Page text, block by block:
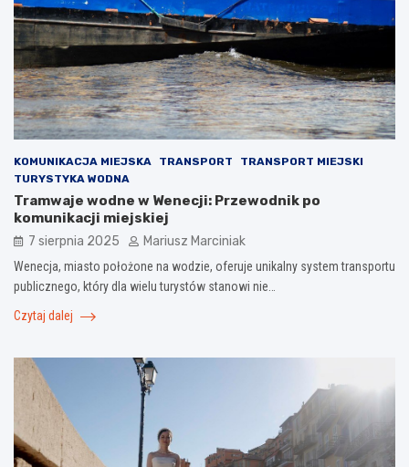
KOMUNIKACJA MIEJSKA TRANSPORT
TRANSPORT MIEJSKI
TURYSTYKA WODNA
Tramwaje wodne w Wenecji: Przewodnik po
komunikacji miejskiej
7 sierpnia 2025 Mariusz Marciniak
Wenecja, miasto położone na wodzie, oferuje unikalny system transportu
publicznego, który dla wielu turystów stanowi nie…
Czytaj dalej